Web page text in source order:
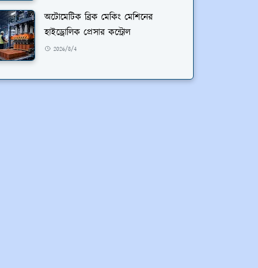
অটোমেটিক ব্রিক মেকিং মেশিনের
হাইড্রোলিক প্রেসার কন্ট্রোল
2026/8/4